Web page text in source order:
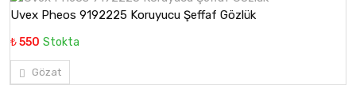
Uvex Pheos 9192225 Koruyucu Şeffaf Gözlük
₺ 550 Stokta
Gözat